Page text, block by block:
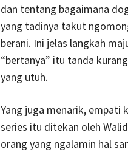
dan tentang bagaimana
yang tadinya takut
berani. Ini jelas langkah
“bertanya” itu tanda
yang utuh.
Yang juga menarik, empati
series itu ditekan oleh
orang yang ngalamin hal